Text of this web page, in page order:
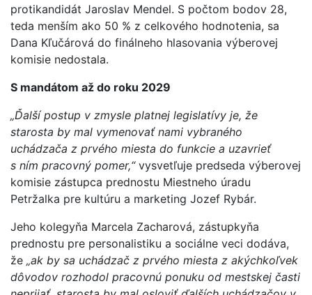
protikandidát Jaroslav Mendel. S počtom bodov 28,
teda menším ako 50 % z celkového hodnotenia, sa
Dana Kľučárová do finálneho hlasovania výberovej
komisie nedostala.
S mandátom až do roku 2029
„Ďalší postup v zmysle platnej legislatívy je, že
starosta by mal vymenovať nami vybraného
uchádzača z prvého miesta do funkcie a uzavrieť
s ním pracovný pomer,“ vysvetľuje predseda výberovej
komisie zástupca prednostu Miestneho úradu
Petržalka pre kultúru a marketing Jozef Rybár.
Jeho kolegyňa Marcela Zacharová, zástupkyňa
prednostu pre personalistiku a sociálne veci dodáva,
že „ak by sa uchádzač z prvého miesta z akýchkoľvek
dôvodov rozhodol pracovnú ponuku od mestskej časti